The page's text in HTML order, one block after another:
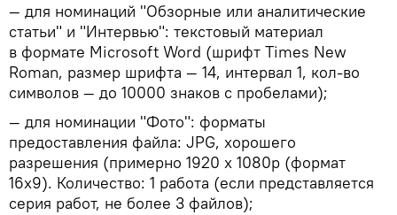
— для номинаций "Обзорные или аналитические
статьи" и "Интервью": текстовый материал
в формате Microsoft Word (шрифт Times New
Roman, размер шрифта — 14, интервал 1, кол-во
символов — до 10000 знаков с пробелами);
— для номинации "Фото": форматы
предоставления файла: JPG, хорошего
разрешения (примерно 1920 х 1080p (формат
16х9). Количество: 1 работа (если представляется
серия работ, не более 3 файлов);